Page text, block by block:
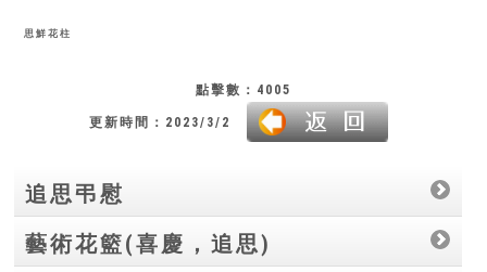
思鮮花柱
點擊數：4005
更新時間：2023/3/2
追思弔慰
藝術花籃(喜慶，追思)